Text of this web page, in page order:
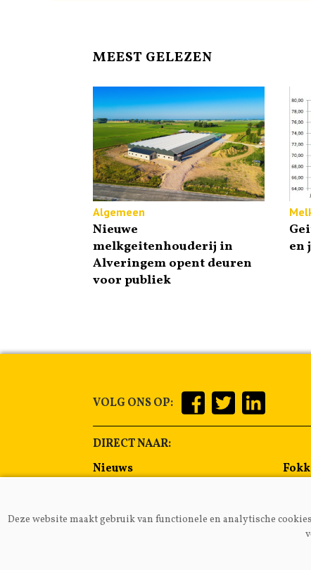
MEEST GELEZEN
Algemeen
Nieuwe
melkgeitenhouderij in
Alveringem opent deuren
voor publiek
en
VOLG ONS OP:
DIRECT NAAR:
Nieuws
Gezondheid
Deze website maakt gebruik van functionele en analytische